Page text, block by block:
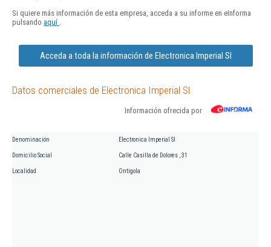
Si quiere más información de esta empresa, acceda a su informe en eInforma
pulsando aquí
Acceda a toda la información de Electronica Imperial Sl
Datos comerciales de Electronica Imperial Sl
Información ofrecida por
Denominación Electronica Imperial Sl
Domicilio Social Calle Casilla de Dolores , 31
Localidad Ontigola